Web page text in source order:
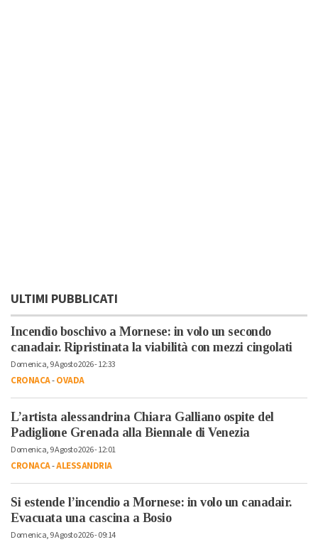
ULTIMI PUBBLICATI
Incendio boschivo a Mornese: in volo un secondo
canadair. Ripristinata la viabilità con mezzi cingolati
Domenica, 9 Agosto 2026 - 12:33
CRONACA-OVADA
L’artista alessandrina Chiara Galliano ospite del
Padiglione Grenada alla Biennale di Venezia
Domenica, 9 Agosto 2026 - 12:01
CRONACA-ALESSANDRIA
Si estende l’incendio a Mornese: in volo un canadair.
Evacuata una cascina a Bosio
Domenica, 9 Agosto 2026 - 09:14